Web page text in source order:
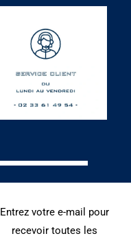
Entrez votre e-mail pour
recevoir toutes les